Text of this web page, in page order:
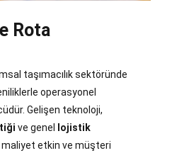
Rota
taşımacılık sektöründe
operasyonel
Gelişen teknoloji,
ve genel
lojistik
maliyet etkin ve müşteri